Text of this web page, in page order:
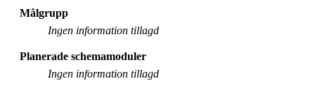
Målgrupp
Ingen information tillagd
Planerade schemamoduler
Ingen information tillagd